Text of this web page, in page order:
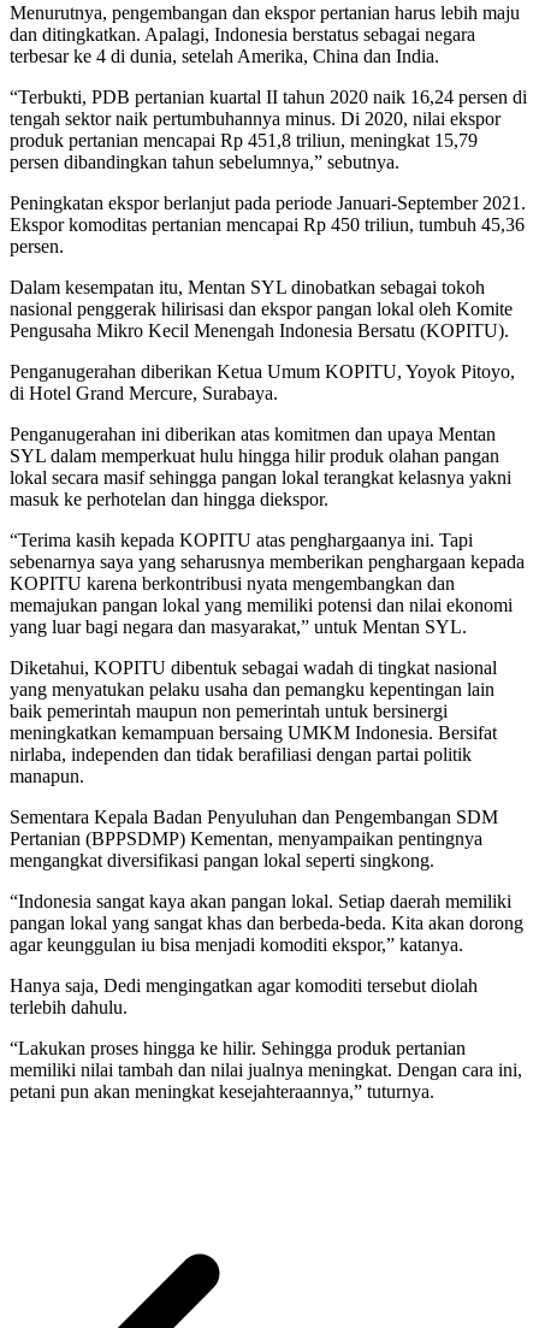
Menurutnya, pengembangan dan ekspor pertanian harus lebih maju
dan ditingkatkan. Apalagi, Indonesia berstatus sebagai negara
terbesar ke 4 di dunia, setelah Amerika, China dan India.
“Terbukti, PDB pertanian kuartal II tahun 2020 naik 16,24 persen di
tengah sektor naik pertumbuhannya minus. Di 2020, nilai ekspor
produk pertanian mencapai Rp 451,8 triliun, meningkat 15,79
persen dibandingkan tahun sebelumnya,” sebutnya.
Peningkatan ekspor berlanjut pada periode Januari-September 2021.
Ekspor komoditas pertanian mencapai Rp 450 triliun, tumbuh 45,36
persen.
Dalam kesempatan itu, Mentan SYL dinobatkan sebagai tokoh
nasional penggerak hilirisasi dan ekspor pangan lokal oleh Komite
Pengusaha Mikro Kecil Menengah Indonesia Bersatu (KOPITU).
Penganugerahan diberikan Ketua Umum KOPITU, Yoyok Pitoyo,
di Hotel Grand Mercure, Surabaya.
Penganugerahan ini diberikan atas komitmen dan upaya Mentan
SYL dalam memperkuat hulu hingga hilir produk olahan pangan
lokal secara masif sehingga pangan lokal terangkat kelasnya yakni
masuk ke perhotelan dan hingga diekspor.
“Terima kasih kepada KOPITU atas penghargaanya ini. Tapi
sebenarnya saya yang seharusnya memberikan penghargaan kepada
KOPITU karena berkontribusi nyata mengembangkan dan
memajukan pangan lokal yang memiliki potensi dan nilai ekonomi
yang luar bagi negara dan masyarakat,” untuk Mentan SYL.
Diketahui, KOPITU dibentuk sebagai wadah di tingkat nasional
yang menyatukan pelaku usaha dan pemangku kepentingan lain
baik pemerintah maupun non pemerintah untuk bersinergi
meningkatkan kemampuan bersaing UMKM Indonesia. Bersifat
nirlaba, independen dan tidak berafiliasi dengan partai politik
manapun.
Sementara Kepala Badan Penyuluhan dan Pengembangan SDM
Pertanian (BPPSDMP) Kementan, menyampaikan pentingnya
mengangkat diversifikasi pangan lokal seperti singkong.
“Indonesia sangat kaya akan pangan lokal. Setiap daerah memiliki
pangan lokal yang sangat khas dan berbeda-beda. Kita akan dorong
agar keunggulan iu bisa menjadi komoditi ekspor,” katanya.
Hanya saja, Dedi mengingatkan agar komoditi tersebut diolah
terlebih dahulu.
“Lakukan proses hingga ke hilir. Sehingga produk pertanian
memiliki nilai tambah dan nilai jualnya meningkat. Dengan cara ini,
petani pun akan meningkat kesejahteraannya,” tuturnya.